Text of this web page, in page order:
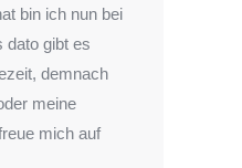
bin ich nun bei
dato gibt es
demnach
meine
mich auf